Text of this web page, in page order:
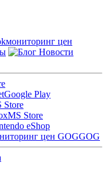
мониторинг цен
Новости
Google Play
Store
MS Store
eShop
GOG